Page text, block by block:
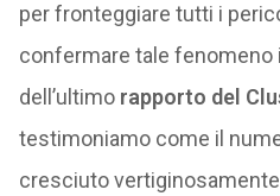
per fronteggiare tutti i
confermare tale fenomeno
dell’ultimo rapporto del
testimoniamo come il
cresciuto